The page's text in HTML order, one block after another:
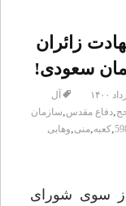
۵۹۸ تا شهادت زائران
سعودی!
آل
,دفاع مقدس,سازمان
,کعبه,منی,وهابی
تیرماه ۱۳۶۶ قطعنامه ۵۹۸ از سوی شورای